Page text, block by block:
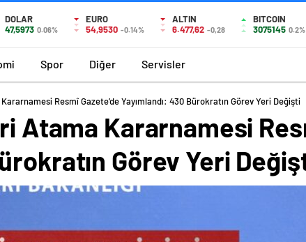
DOLAR
47,5973 0.06%
EURO
54,9530 -0.14%
ALTIN
6.477,62 -0,28
BITCOIN
3075145 0.2%
Spor Diğer Servisler
Resmî Gazete’de Yayımlandı: 430 Bürokratın Görev Yeri Değişti
Atama Kararnamesi
Görev Yeri